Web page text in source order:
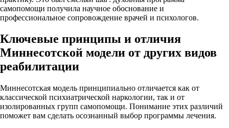
самопомощи получила научное обоснование и
профессиональное сопровождение врачей и психологов.
Ключевые принципы и отличия
Миннесотской модели от других видов
реабилитации
Миннесотская модель принципиально отличается как от
классической психиатрической наркологии, так и от
изолированных групп самопомощи. Понимание этих различий
поможет вам сделать осознанный выбор программы лечения.